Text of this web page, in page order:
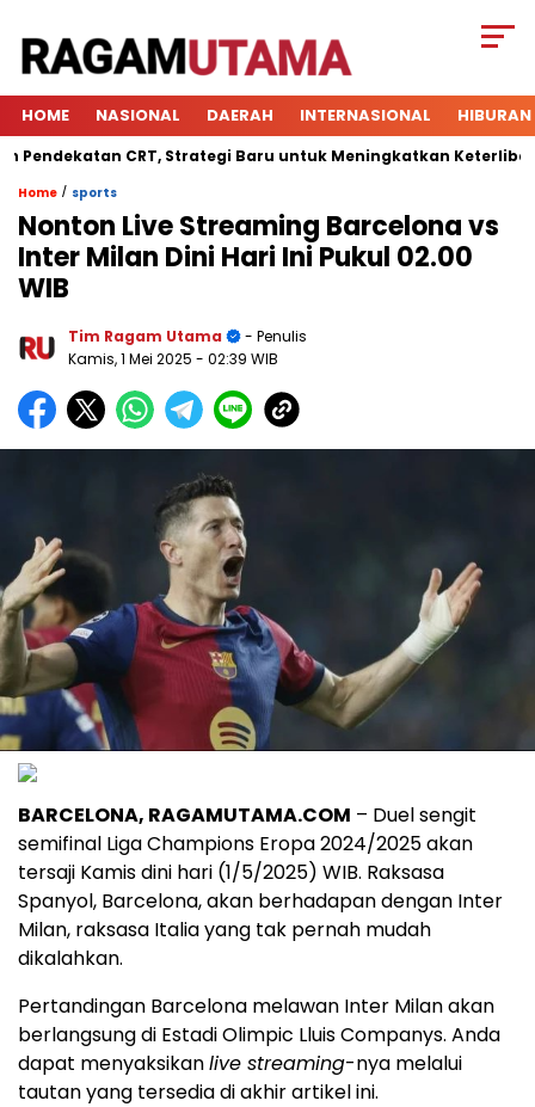
HOME NASIONAL DAERAH INTERNASIONAL HIBURAN
CRT, Strategi Baru untuk Meningkatkan Keterlibatan
Home / sports
Nonton Live Streaming Barcelona vs
Inter Milan Dini Hari Ini Pukul 02.00
WIB
Tim Ragam Utama
- Penulis
Kamis, 1 Mei 2025 - 02:39 WIB
BARCELONA, RAGAMUTAMA.COM – Duel sengit
semifinal Liga Champions Eropa 2024/2025 akan
tersaji Kamis dini hari (1/5/2025) WIB. Raksasa
Spanyol, Barcelona, akan berhadapan dengan Inter
Milan, raksasa Italia yang tak pernah mudah
dikalahkan.
Pertandingan Barcelona melawan Inter Milan akan
berlangsung di Estadi Olimpic Lluis Companys. Anda
dapat menyaksikanlive streaming-nya melalui
tautan yang tersedia di akhir artikel ini.